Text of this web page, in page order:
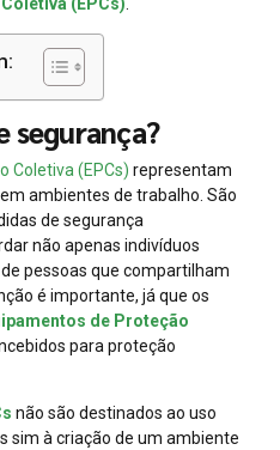
segurança?
Coletiva (EPCs) representam
ambientes de trabalho. São
de segurança
não apenas indivíduos
pessoas que compartilham
é importante, já que os
de Proteção
para proteção
não são destinados ao uso
sim à criação de um ambiente